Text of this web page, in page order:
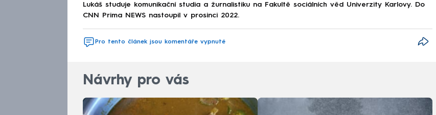
Lukáš studuje komunikační studia a žurnalistiku na Fakultě sociálních věd Univerzity Karlovy. Do
CNN Prima NEWS nastoupil v prosinci 2022.
Pro tento článek jsou komentáře vypnuté
Návrhy pro vás